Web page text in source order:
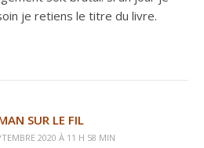
je retiens le titre du livre.
SUR LE FIL
2020 À 11 H 58 MIN